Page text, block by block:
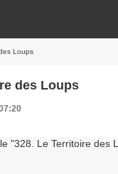
Loups
des Loups